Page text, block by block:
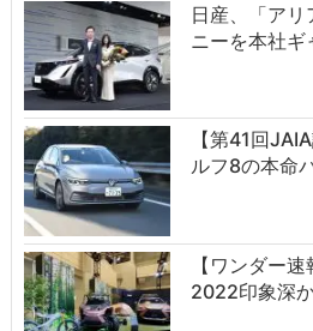
日産、「アリ
ニーを本社ギ
【第41回
ルフ8の本命
【ワンダー
2022印象深